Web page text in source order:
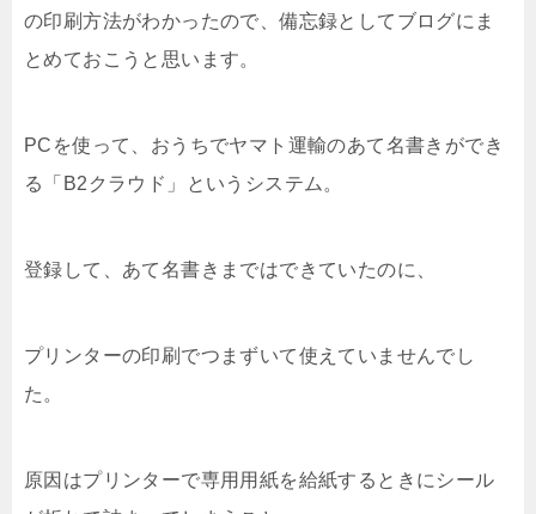
の印刷方法がわかったので、備忘録としてブログにま
とめておこうと思います。
PCを使って、おうちでヤマト運輸のあて名書きができ
る「B2クラウド」というシステム。
登録して、あて名書きまではできていたのに、
プリンターの印刷でつまずいて使えていませんでし
た。
原因はプリンターで専用用紙を給紙するときにシール